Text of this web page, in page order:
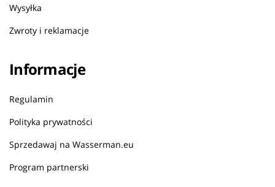
Wysyłka
Zwroty i reklamacje
Informacje
Regulamin
Polityka prywatności
Sprzedawaj na Wasserman.eu
Program partnerski